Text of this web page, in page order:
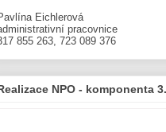
Eichlerová
pracovnice
855 263, 723 089 376
NPO - komponenta